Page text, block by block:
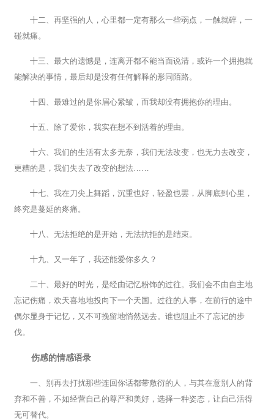
十二、再坚强的人，心里都一定有那么一些弱点，一触就碎，一
碰就痛。
十三、最大的遗憾是，连离开都不能当面说清，或许一个拥抱就
能解决的事情，最后却是没有任何解释的形同陌路。
十四、最难过的是你眉心紧皱，而我却没有拥抱你的理由。
十五、除了爱你，我实在想不到活着的理由。
十六、我们的生活有太多无奈，我们无法改变，也无力去改变，
更糟的是，我们失去了改变的想法……
十七、我在刀尖上舞蹈，沉重也好，轻盈也罢，从脚底到心里，
终究是蔓延的疼痛。
十八、无法拒绝的是开始，无法抗拒的是结束。
十九、又一年了，我还能爱你多久？
二十、最好的时光，是经由记忆粉饰的过往。我们会不由自主地
忘记伤痛，欢天喜地地投向下一个天国。过往的人事，在前行的途中
偶尔显身于记忆，又不可挽留地悄然远去。谁也阻止不了忘记的步
伐。
伤感的情感语录
一、别再去打扰那些连回你话都带敷衍的人，与其在意别人的背
弃和不善，不如经营自己的尊严和美好，选择一种姿态，让自己活得
无可替代。